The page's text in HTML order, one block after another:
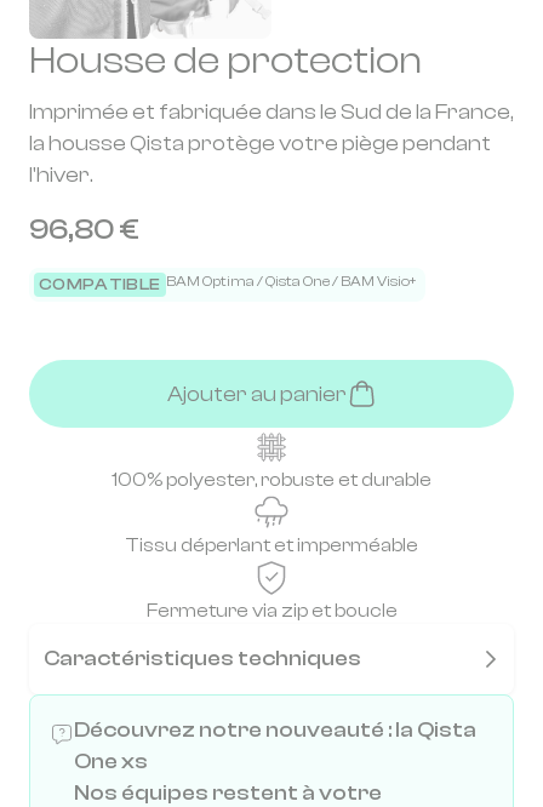
Housse de protection
Imprimée et fabriquée dans le Sud de la France,
la housse Qista protège votre piège pendant
l'hiver.
96,80 €
COMPATIBLE BAM Optima / Qista One / BAM Visio+
Ajouter au panier
100% polyester, robuste et durable
Tissu déperlant et imperméable
Fermeture via zip et boucle
Caractéristiques techniques
Découvrez notre nouveauté : la Qista
One xs
Nos équipes restent à votre